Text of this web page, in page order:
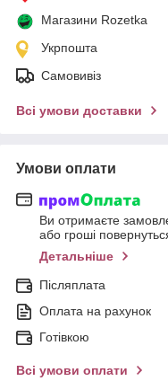
Магазини Rozetka
Укрпошта
Самовивіз
Всі умови доставки
Умови оплати
Ви отримаєте
або гроші
Детальніше
Післяплата
Оплата на рахунок
Готівкою
Всі умови оплати